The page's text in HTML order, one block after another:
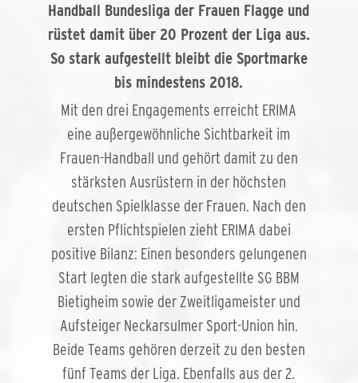
Handball Bundesliga der Frauen Flagge und
rüstet damit über 20 Prozent der Liga aus.
So stark aufgestellt bleibt die Sportmarke
bis mindestens 2018.
Mit den drei Engagements erreicht ERIMA
eine außergewöhnliche Sichtbarkeit im
Frauen-Handball und gehört damit zu den
stärksten Ausrüstern in der höchsten
deutschen Spielklasse der Frauen. Nach den
ersten Pflichtspielen zieht ERIMA dabei
positive Bilanz: Einen besonders gelungenen
Start legten die stark aufgestellte SG BBM
Bietigheim sowie der Zweitligameister und
Aufsteiger Neckarsulmer Sport-Union hin.
Beide Teams gehören derzeit zu den besten
fünf Teams der Liga. Ebenfalls aus der 2.